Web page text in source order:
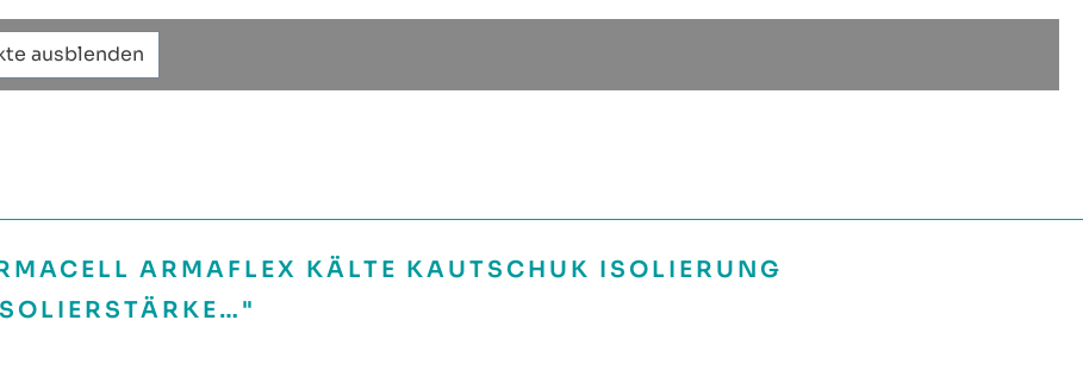
ausblenden
ARMAFLEX KÄLTE KAUTSCHUK ISOLIERUNG